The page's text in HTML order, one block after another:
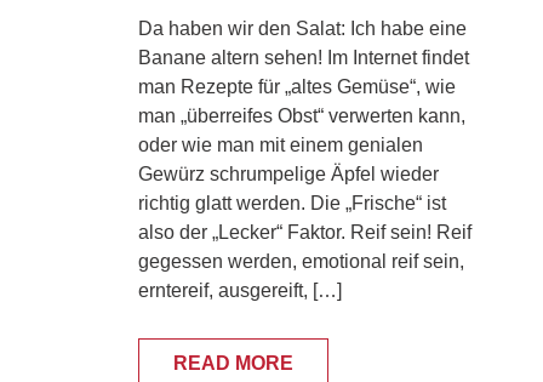
Da haben wir den Salat: Ich habe eine
Banane altern sehen! Im Internet findet
man Rezepte für „altes Gemüse“, wie
man „überreifes Obst“ verwerten kann,
oder wie man mit einem genialen
Gewürz schrumpelige Äpfel wieder
richtig glatt werden. Die „Frische“ ist
also der „Lecker“ Faktor. Reif sein! Reif
gegessen werden, emotional reif sein,
erntereif, ausgereift, […]
READ MORE